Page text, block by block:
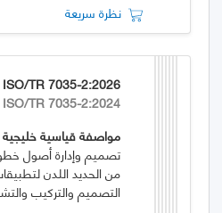
نظرة سريعة
TR 7035-2:2026
ISO/TR 7035-2:2024
مواصفة قياسية خليجية
تصميم وإدارة أصول
التصميم والتركيب